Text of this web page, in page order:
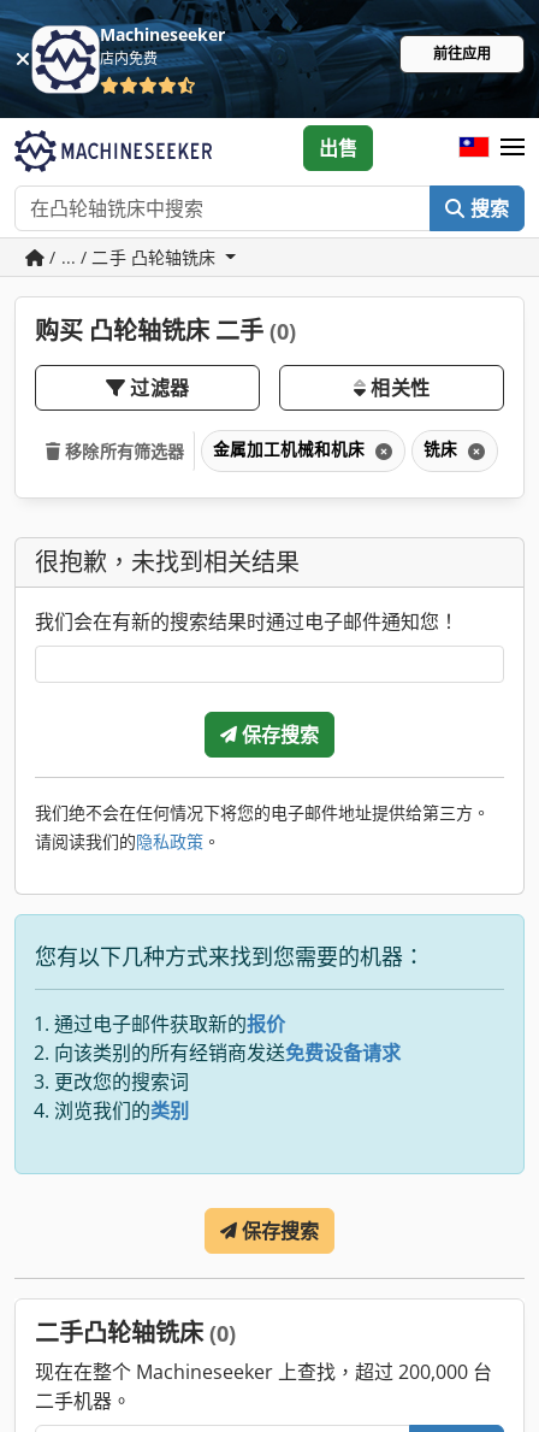
Machineseeker
店内免费 前往应用
搜索
出售
/ ... / 二手 凸轮轴铣床
购买 凸轮轴铣床 二手 (0)
过滤器 相关性
移除所有筛选器 金属加工机械和机床 铣床
很抱歉，未找到相关结果
我们会在有新的搜索结果时通过电子邮件通知您！
保存搜索
我们绝不会在任何情况下将您的电子邮件地址提供给第三方。
请阅读我们的隐私政策 。
您有以下几种方式来找到您需要的机器：
通过电子邮件获取新的报价
向该类别的所有经销商发送免费设备请求
更改您的搜索词
浏览我们的类别
保存搜索
二手凸轮轴铣床(0)
现在在整个 Machineseeker 上查找，超过 200,000 台
二手机器。